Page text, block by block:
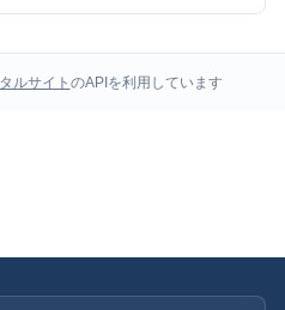
ルサイト のAPIを利用しています